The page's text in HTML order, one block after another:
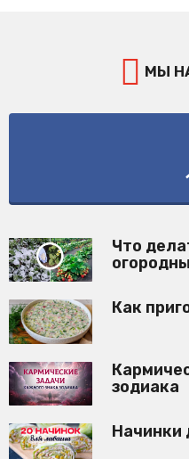
МЫ НА
Что
Как
зодиака
Начинки